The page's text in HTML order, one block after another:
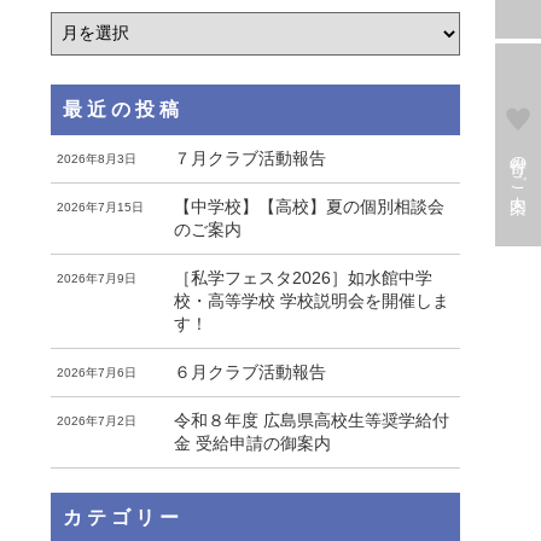
寄付のご案内
最近の投稿
７月クラブ活動報告
2026年8月3日
【中学校】【高校】夏の個別相談会
のご案内
2026年7月15日
［私学フェスタ2026］如水館中学
校・高等学校 学校説明会を開催しま
す！
2026年7月9日
６月クラブ活動報告
2026年7月6日
令和８年度 広島県高校生等奨学給付
金 受給申請の御案内
2026年7月2日
カテゴリー